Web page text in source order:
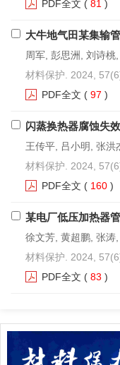
PDF全文 ( 81 )
大牛地气田某集输
周军, 彭思洲, 刘诗桃
材料保护. 2024,
PDF全文 ( 97 )
闪蒸换热器腐蚀失
王传平, 吕小明, 张洪
材料保护. 2024,
PDF全文 ( 160 )
某电厂低压加热器
徐文芳, 黄超鹏, 张涛
材料保护. 2024,
PDF全文 ( 83 )